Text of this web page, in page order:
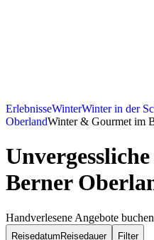
ErlebnisseWinterWinter in der
OberlandWinter & Gourmet im
Berner
Handverlesene Angebote
Reisedatum Reisedauer Filter